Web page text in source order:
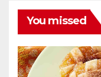
You missed